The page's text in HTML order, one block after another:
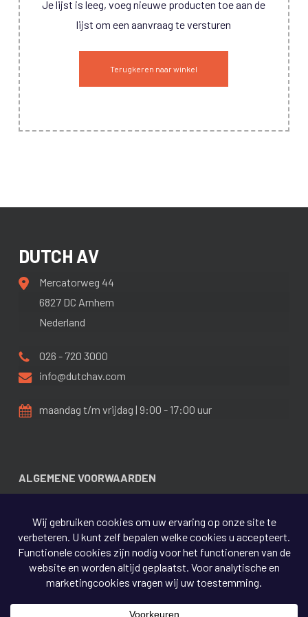
Je lijst is leeg, voeg nieuwe producten toe aan de
lijst om een aanvraag te versturen
Terugkeren naar winkel
DUTCH AV
Mercatorweg 44
6827 DC Arnhem
Nederland
026 - 720 3000
info@dutchav.com
maandag t/m vrijdag | 9:00 - 17:00 uur
ALGEMENE VOORWAARDEN
DISCLAIMER